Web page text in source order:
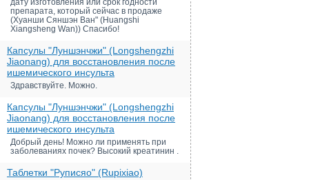
дату изготовления или срок годности
препарата, который сейчас в продаже
(Хуанши Сяншэн Ван" (Huangshi
Xiangsheng Wan)) Спасибо!
Капсулы "Луншэнчжи" (Longshengzhi
Jiaonang) для восстановления после
ишемического инсульта
Здравствуйте. Можно.
Капсулы "Луншэнчжи" (Longshengzhi
Jiaonang) для восстановления после
ишемического инсульта
Добрый день! Можно ли применять при
заболеваниях почек? Высокий креатинин .
Таблетки "Руписяо" (Rupixiao)